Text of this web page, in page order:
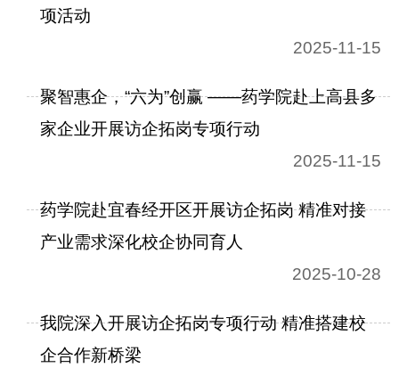
项活动
2025-11-15
聚智惠企，“六为”创赢 ——药学院赴上高县多
家企业开展访企拓岗专项行动
2025-11-15
药学院赴宜春经开区开展访企拓岗 精准对接
产业需求深化校企协同育人
2025-10-28
我院深入开展访企拓岗专项行动 精准搭建校
企合作新桥梁